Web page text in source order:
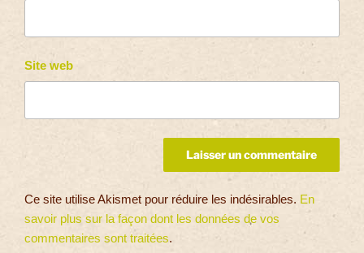
Site web
Ce site utilise Akismet pour réduire les indésirables. En
savoir plus sur la façon dont les données de vos
commentaires sont traitées.